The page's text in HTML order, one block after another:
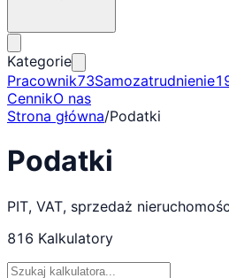
Kategorie
Pracownik73Samozatrudnienie
CennikO nas
Strona główna/Podatki
Podatki
PIT, VAT, sprzedaż
816 Kalkulatory